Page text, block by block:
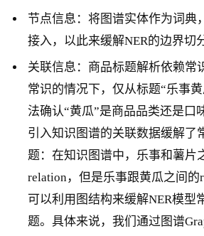
节点信息：将图谱实体作为词典
接入，以此来缓解NER的边界切
关联信息：商品标题解析依赖常
常识的情况下，仅从标题“乐事
法确认“黄瓜”是商品品类还是口
引入知识图谱的关联数据缓解了
题：在知识图谱中，乐事和薯片
relation，但是乐事跟黄瓜之间
可以利用图结构来缓解NER模型
题。具体来说，我们通过图谱